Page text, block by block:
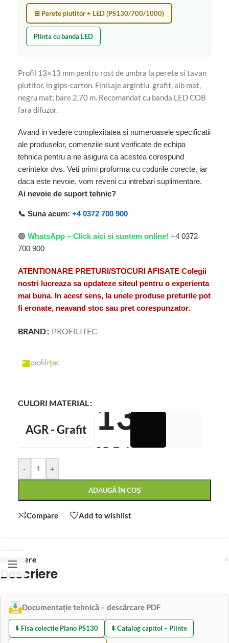
⊞ Perete plutitor + LED (PS130/700/1000)
Plinta cu banda LED
Profil 13×13 mm pentru rost de umbra la perete si tavan
plutitor, in gips-carton. Finisaje argintiu, grafit, alb mat,
negru mat; bare 2,70 m. Recomandat cu banda LED COB
fara difuzor.
Avand in vedere complexitatea si numeroasele specificatii
ale produselor, comenzile sunt verificate de echipa
tehnica pentru a ne asigura ca acestea corespund
cerintelor dvs. Veti primi proforma cu codurile corecte, iar
daca este nevoie, vom reveni cu intrebari suplimentare.
Ai nevoie de suport tehnic?
📞 Suna acum: +4 0372 700 900
🟢 WhatsApp – Click aici si suntem online! +4 0372
700 900
ATENTIONARE PRETURI/STOCURI AFISATE Colegii
nostri lucreaza sa updateze siteul pentru o experienta
mai buna. In acest sens, la unele produse preturile pot
fi eronate, neavand stoc sau pret corespunzator.
BRAND PROFILITEC
CULORI MATERIAL
AGR - Grafit
- +
ADAUGĂ ÎN COȘ
Compare Add to wishlist
Descriere
Descriere
Documentație tehnică – descărcare PDF
⬇️ Fisa colectie Plano PS130 ⬇️ Catalog capitol – Plinte